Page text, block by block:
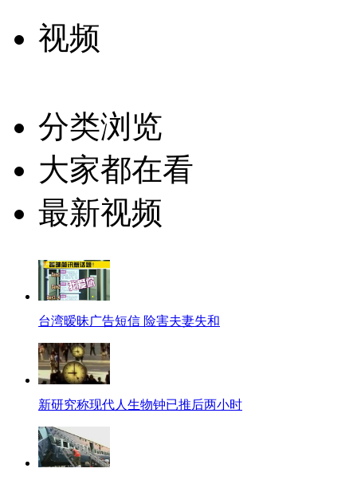
视频
分类浏览
大家都在看
最新视频
台湾暧昧广告短信 险害夫妻失和
新研究称现代人生物钟已推后两小时